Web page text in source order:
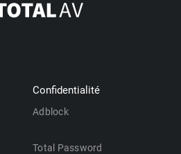
Confidentialité
Adblock
Total Password